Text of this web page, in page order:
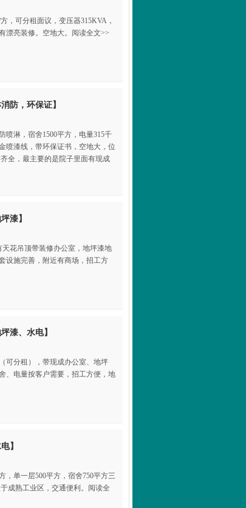
，可分租面议，变压器315KVA，
漂亮装修。空地大。阅读全文>>
防，环保证】
喷淋，宿舍1500平方，电量315千
喷漆线，带环保证书，空地大，位
全，最主要的是院子里面有现成
漆】
天花吊顶带装修办公室，地坪漆地
设施完善，附近有商场，招工方
漆、水电】
可分租），带现成办公室、地坪
、电量按客户需要，招工方便，地
】
，单一层500平方，宿舍750平方三
成熟工业区，交通便利。阅读全